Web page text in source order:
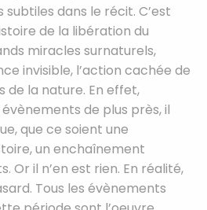
dans le récit. C’est
de la libération du
miracles surnaturels,
invisible, l’action cachée de
de la nature. En effet,
de plus près, il
que ce soient une
un enchaînement
Or il n’en est rien. En réalité,
Tous les évènements